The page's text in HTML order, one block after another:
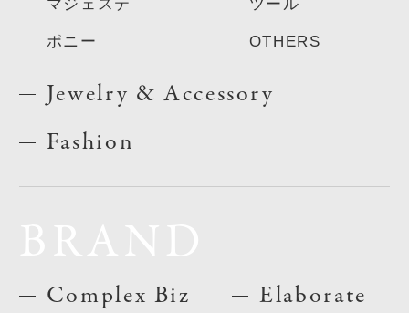
マジェステ
ポニー
ツール
OTHERS
Jewelry & Accessory
Fashion
Complex Biz
Elaborate